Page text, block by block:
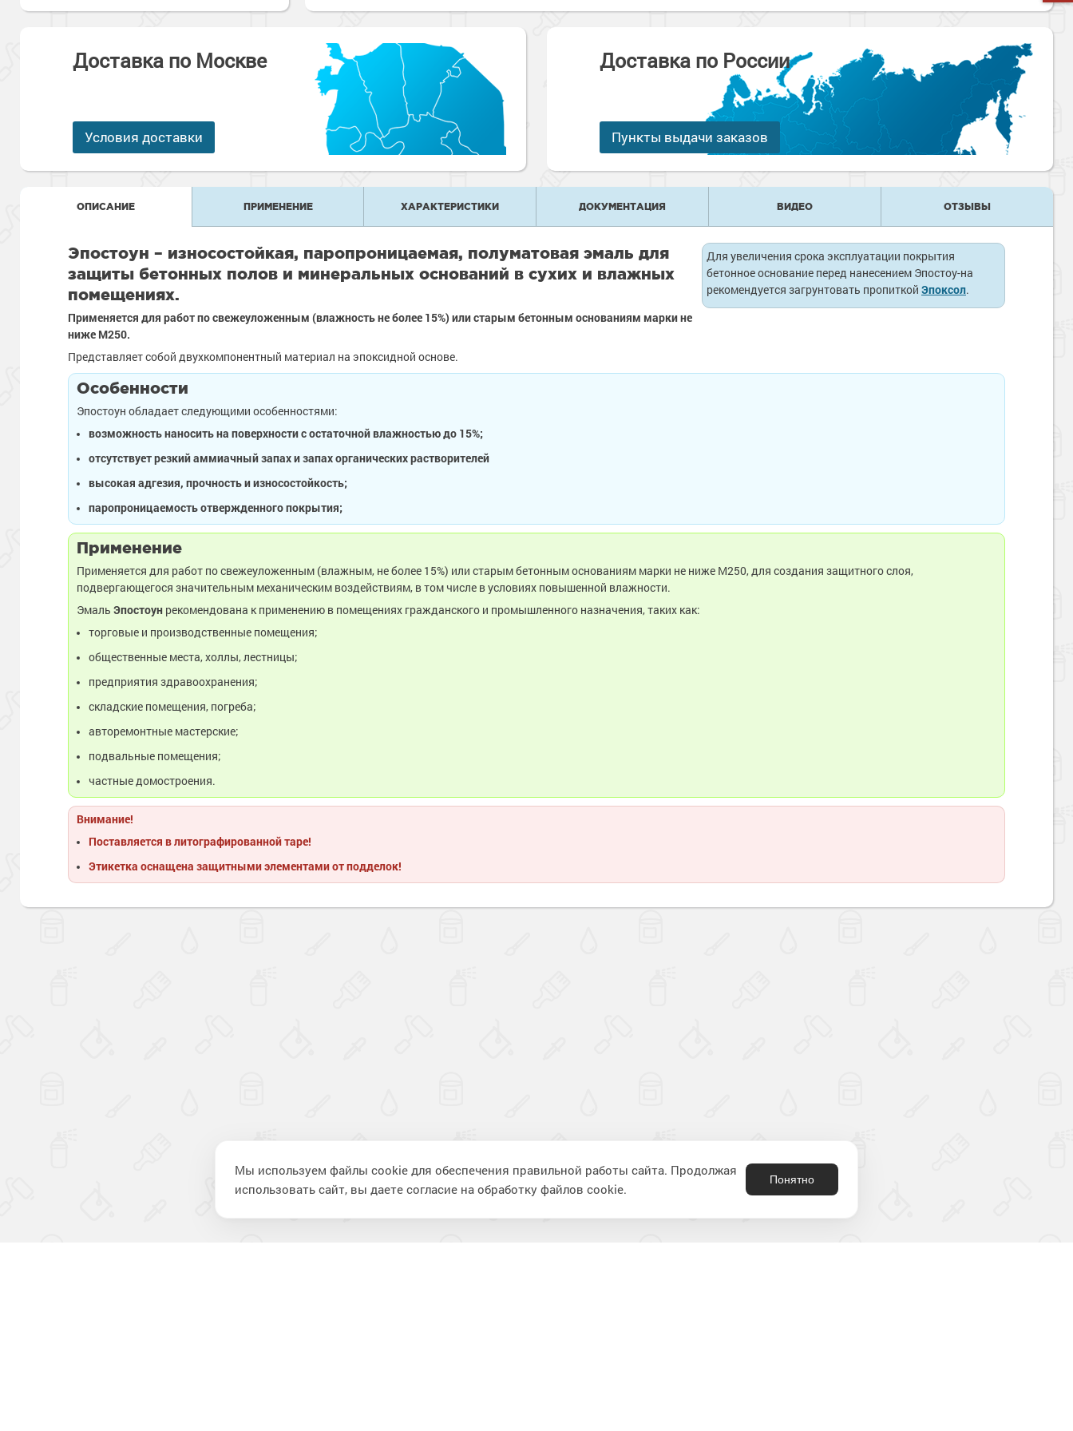
Промышленные
Промышленное оборудование
Промышленные ремонтные
покрытия для металла
Промышленные стены
Сопутствующие товары
Сопутствующие товары
бетонных полов
Морозостойкие краски для
металла
Морозостойкие краски для
Сопутствующие товары
Доставка по Москве
Условия доставки
Доставка по России
Пункты выдачи заказов
ОПИСАНИЕ ПРИМЕНЕНИЕ ХАРАКТЕРИСТИКИ ДОКУМЕНТАЦИЯ ВИДЕО ОТЗЫВЫ
Для увеличения срока эксплуатации покрытия
бетонное основание перед нанесением Эпостоу-на
рекомендуется загрунтовать пропиткой Эпоксол.
Эпостоун – износостойкая, паропроницаемая, полуматовая эмаль для
защиты бетонных полов и минеральных оснований в сухих и влажных
помещениях.
Применяется для работ по свежеуложенным (влажность не более 15%) или старым бетонным основаниям марки не
ниже М250.
Представляет собой двухкомпонентный материал на эпоксидной основе.
Особенности
Эпостоун обладает следующими особенностями:
возможность наносить на поверхности с остаточной влажностью до 15%;
отсутствует резкий аммиачный запах и запах органических растворителей
высокая адгезия, прочность и износостойкость;
паропроницаемость отвержденного покрытия;
Применение
Применяется для работ по свежеуложенным (влажным, не более 15%) или старым бетонным основаниям марки не ниже М250, для создания защитного слоя,
подвергающегося значительным механическим воздействиям, в том числе в условиях повышенной влажности.
Эмаль Эпостоун рекомендована к применению в помещениях гражданского и промышленного назначения, таких как:
торговые и производственные помещения;
общественные места, холлы, лестницы;
предприятия здравоохранения;
складские помещения, погреба;
авторемонтные мастерские;
подвальные помещения;
частные домостроения.
Внимание!
Поставляется в литографированной таре!
Этикетка оснащена защитными элементами от подделок!
Мы используем файлы cookie для обеспечения правильной работы сайта. Продолжая
использовать сайт, вы даете согласие на обработку файлов cookie.
Понятно